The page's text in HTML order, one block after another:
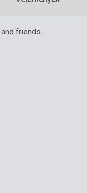
friends.